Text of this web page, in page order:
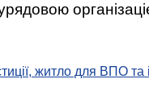
житло для ВПО